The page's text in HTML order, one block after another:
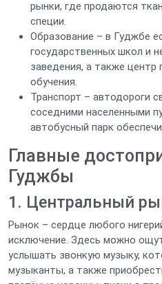
рынки, где продаются
специи.
Образование – в Гуджбе
государственных школ и
заведения, а также центр
обучения.
Транспорт – автодороги
соседними населенными
автобусный парк
Главные
Гуджбы
1. Центральный
Рынок – сердце любого
исключение. Здесь можно
услышать звонкую музыку,
музыканты, а также